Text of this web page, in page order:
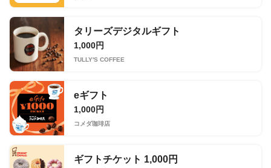
タリーズデジタルギフト
1,000円
TULLY'S COFFEE
eギフト
1,000円
コメダ珈琲店
ギフトチケット 1,000円